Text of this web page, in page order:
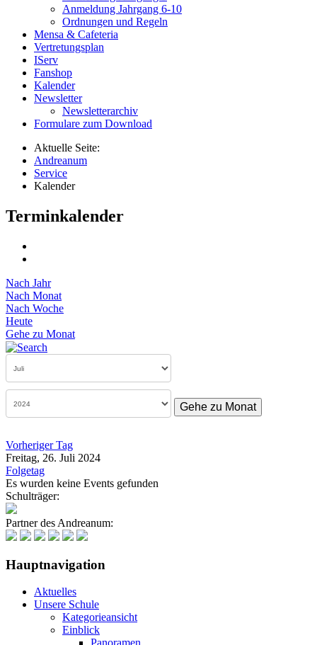
Anmeldung Jahrgang 6-10
Ordnungen und Regeln
Mensa & Cafeteria
Vertretungsplan
IServ
Fanshop
Kalender
Newsletter
Newsletterarchiv
Formulare zum Download
Aktuelle Seite:
Andreanum
Service
Kalender
Terminkalender
Nach Jahr
Nach Monat
Nach Woche
Heute
Gehe zu Monat
Gehe zu Monat
Vorheriger Tag
Freitag, 26. Juli 2024
Folgetag
Es wurden keine Events gefunden
Schulträger:
Partner des Andreanum:
Hauptnavigation
Aktuelles
Unsere Schule
Kategorieansicht
Einblick